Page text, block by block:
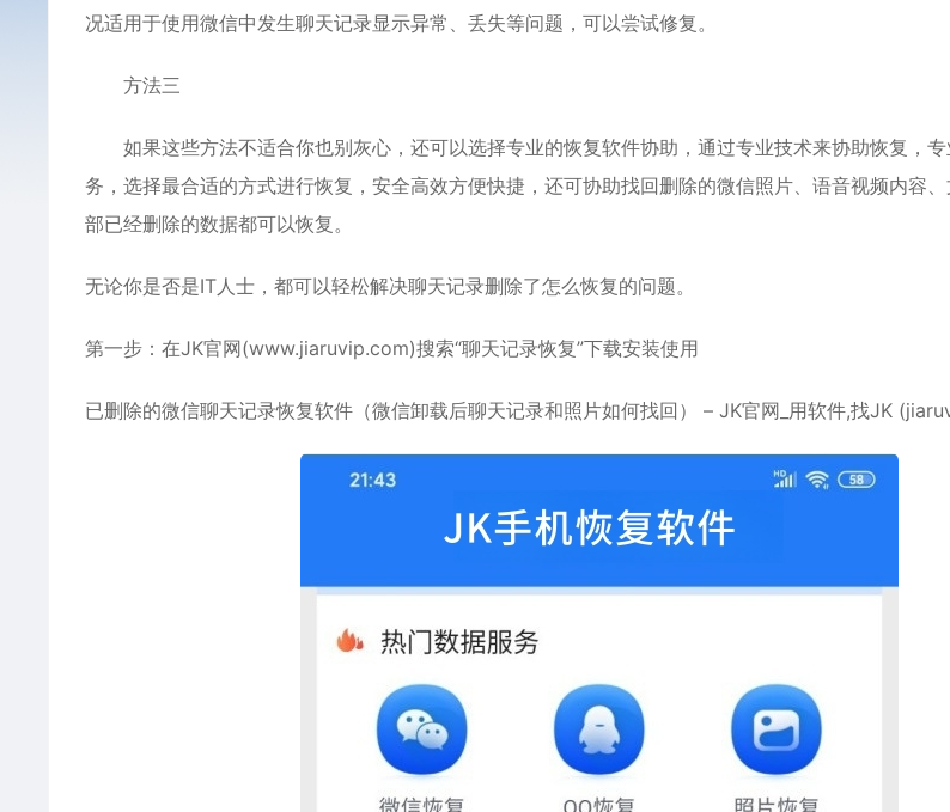
况适用于使用微信中发生聊天记录显示异常、丢失等问题，可以尝试修复。
方法三
如果这些方法不适合你也别灰心，还可以选择专业的恢复软件协助，通过专业技术来协助恢复，专
务，选择最合适的方式进行恢复，安全高效方便快捷，还可协助找回删除的微信照片、语音视频内容
部已经删除的数据都可以恢复。
无论你是否是IT人士，都可以轻松解决聊天记录删除了怎么恢复的问题。
第一步：在JK官网(www.jiaruvip.com)搜索“聊天记录恢复”下载安装使用
已删除的微信聊天记录恢复软件（微信卸载后聊天记录和照片如何找回） – JK官网_用软件,找JK